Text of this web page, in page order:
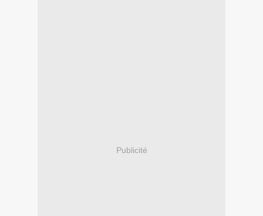
Publicité